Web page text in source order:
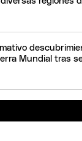
Mundial tras